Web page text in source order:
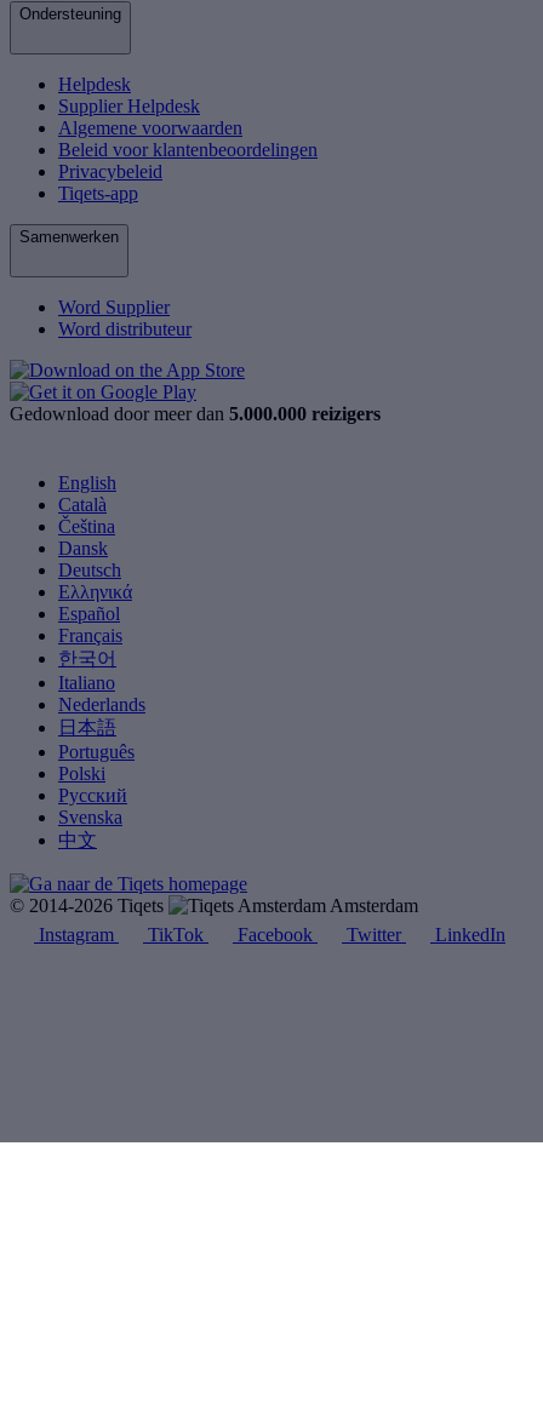
Ondersteuning
Helpdesk
Supplier Helpdesk
Algemene voorwaarden
Beleid voor klantenbeoordelingen
Privacybeleid
Tiqets-app
Samenwerken
Word Supplier
Word distributeur
Gedownload door meer dan 5.000.000 reizigers
English
Català
Čeština
Dansk
Deutsch
Ελληνικά
Español
Français
한국어
Italiano
Nederlands
日本語
Português
Polski
Русский
Svenska
中文
© 2014-2026 Tiqets
Amsterdam
Instagram
TikTok Facebook Twitter LinkedIn